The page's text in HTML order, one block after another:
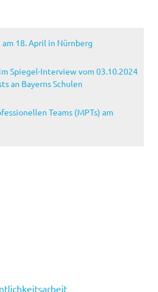
18. April in Nürnberg
Spiegel-Interview vom 03.10.2024
an Bayerns Schulen
Teams (MPTs) am